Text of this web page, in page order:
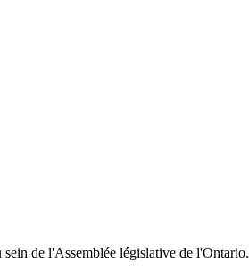
sein de l'Assemblée législative de l'Ontario.